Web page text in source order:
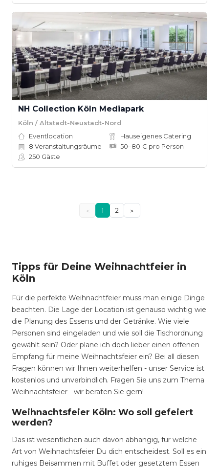
NH Collection Köln Mediapark
Köln / Altstadt-Neustadt-Nord
Eventlocation
Hauseigenes Catering
8 Veranstaltungsräume
50–80 € pro Person
250 Gäste
< 1 2 >
Tipps für Deine Weihnachtfeier in
Köln
Für die perfekte Weihnachtfeier muss man einige Dinge
beachten. Die Lage der Location ist genauso wichtig wie
die Planung des Essens und der Getränke. Wie viele
Personen sind eingeladen und wie soll die Tischordnung
gewählt sein? Oder plane ich doch lieber einen offenen
Empfang für meine Weihnachtsfeier ein? Bei all diesen
Fragen können wir Ihnen weiterhelfen - unser Service ist
kostenlos und unverbindlich. Fragen Sie uns zum Thema
Weihnachtsfeier - wir beraten Sie gern!
Weihnachtsfeier Köln: Wo soll gefeiert
werden?
Das ist wesentlichen auch davon abhängig, für welche
Art von Weihnachtsfeier Du dich entscheidest. Soll es ein
ruhiges Beisammen mit Buffet oder gesetztem Essen